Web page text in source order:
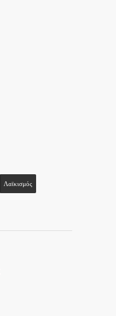
Λαϊκισμός